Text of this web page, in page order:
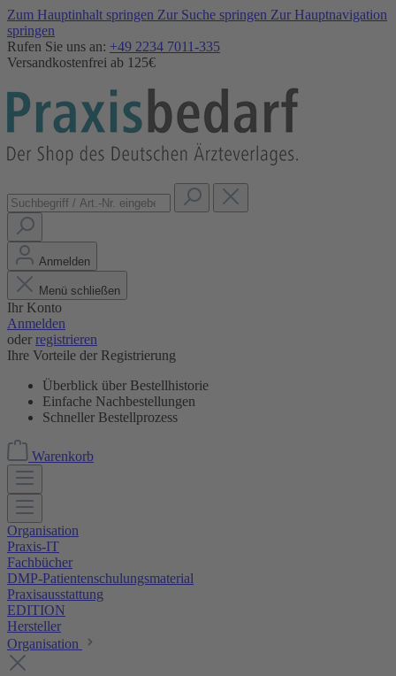
Zum Hauptinhalt springen Zur Suche springen Zur Hauptnavigation
springen
Rufen Sie uns an: +49 2234 7011-335
Versandkostenfrei ab 125€
Anmelden
Menü schließen
Ihr Konto
Anmelden
oder registrieren
Ihre Vorteile der Registrierung
Überblick über Bestellhistorie
Einfache Nachbestellungen
Schneller Bestellprozess
Warenkorb
Organisation
Praxis-IT
Fachbücher
DMP-Patientenschulungsmaterial
Praxisausstattung
EDITION
Hersteller
Organisation